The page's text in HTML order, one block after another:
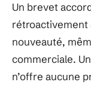
Un brevet
rétroactivement
nouveauté,
commerciale.
n’offre aucune